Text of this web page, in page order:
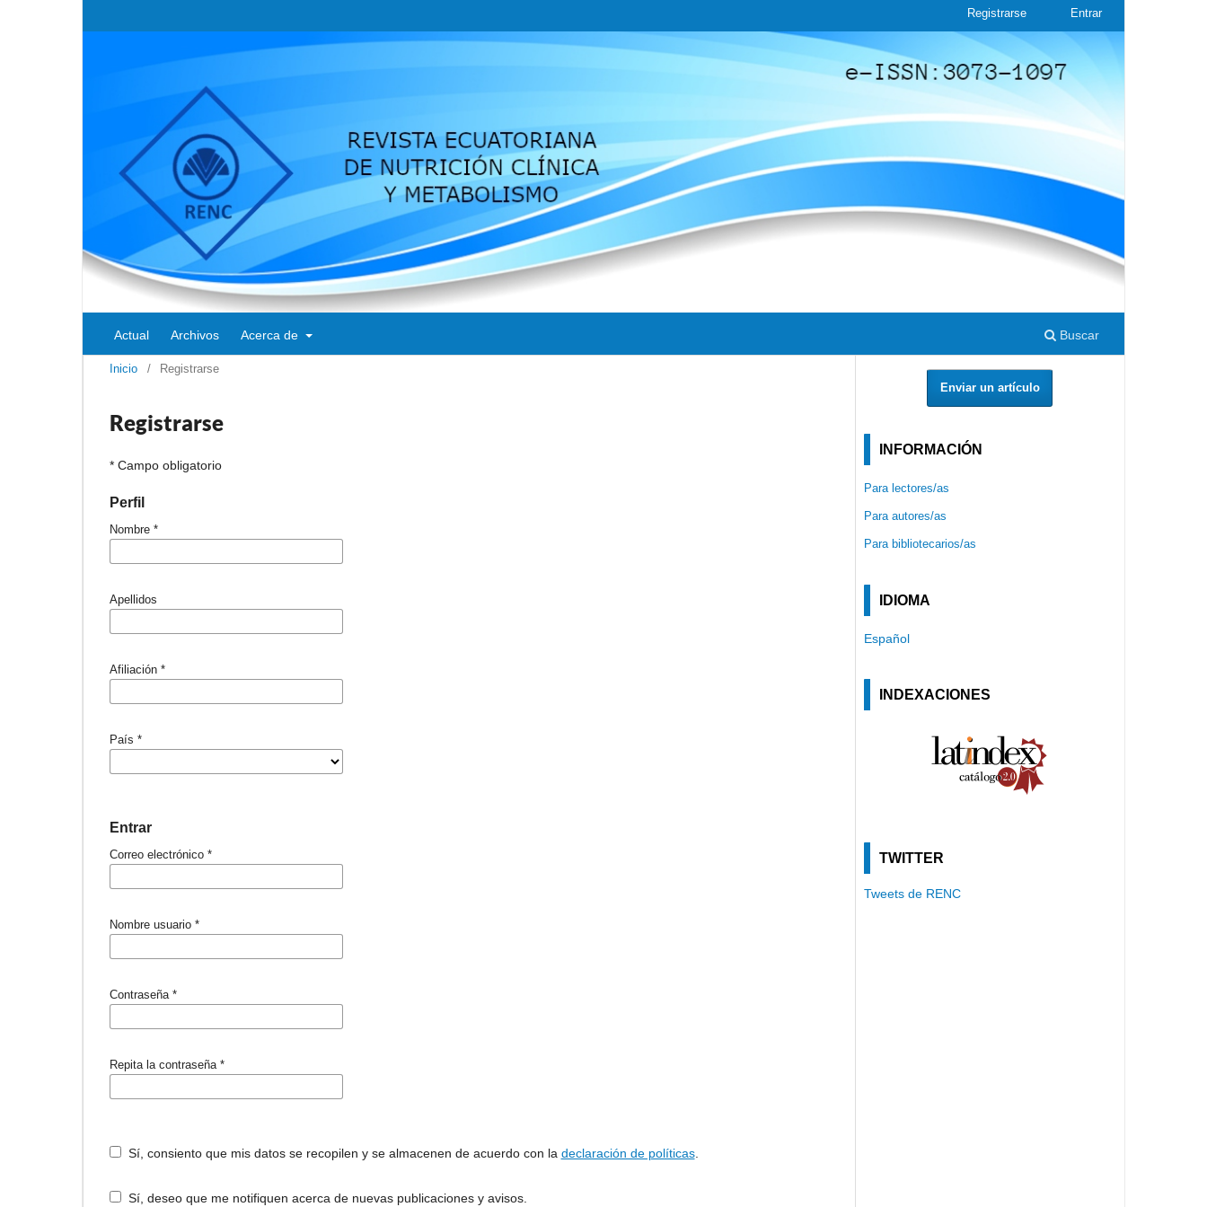
Actual Archivos Acerca de Buscar
Registrarse Entrar
Inicio / Registrarse
Registrarse
* Campo obligatorio
Perfil
Nombre *
Apellidos
Afiliación *
País *
Entrar
Correo electrónico *
Nombre usuario *
Contraseña *
Repita la contraseña *
Sí, consiento que mis datos se recopilen y se almacenen de acuerdo con la declaración de políticas.
Sí, deseo que me notifiquen acerca de nuevas publicaciones y avisos.
Enviar un artículo
INFORMACIÓN
Para lectores/as
Para autores/as
Para bibliotecarios/as
IDIOMA
Español
INDEXACIONES
TWITTER
Tweets de RENC